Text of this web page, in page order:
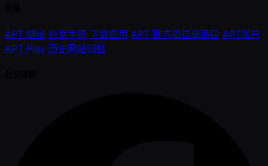
APT 链接 扑克手册 下载应用 APT 官方周边商品店 APT账户
APT Play 历史网站归档